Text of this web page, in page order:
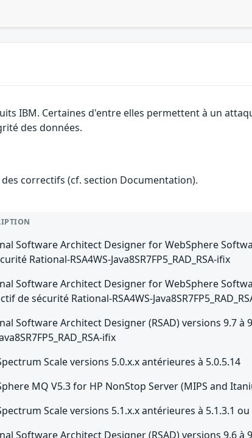
IBM. Certaines d'entre elles permettent à un
des données.
correctifs (cf. section Documentation).
Software Architect Designer for WebSphere
Rational-RSA4WS-Java8SR7FP5_RAD_RSA-ifix
Software Architect Designer for WebSphere
de sécurité Rational-RSA4WS-
Software Architect Designer (RSAD) versions 9.7
ifix
Scale versions 5.0.x.x antérieures à 5.0.5.14
MQ V5.3 for HP NonStop Server (MIPS and
Scale versions 5.1.x.x antérieures à 5.1.3.1 ou
Software Architect Designer (RSAD) versions 9.6 à